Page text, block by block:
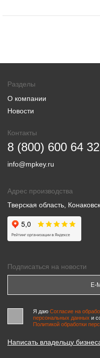
Разделы
О компании
Новости
Контакты
8 (800) 600 64 32
info@mpkey.ru
Адрес производства
Тверская область,
Подписаться на новости
Я даю Согласие на
персональных данных и
Политикой обработки
Написать владельцу